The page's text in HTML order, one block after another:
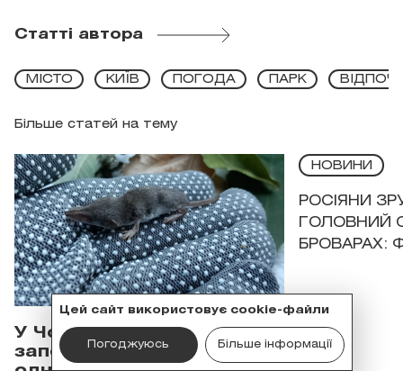
Статті автора
Більше статей на тему
МІСТО КИЇВ ПОГОДА ПАРК
У Чорнобильському
заповіднику помітили
НОВИНИ
РОСІЯНИ
ГОЛОВНИЙ
БРОВАРАХ:
Цей сайт використовує cookie-файли
Погоджуюсь Більше інформації